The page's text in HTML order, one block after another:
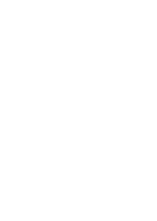
informativ. interaktiv